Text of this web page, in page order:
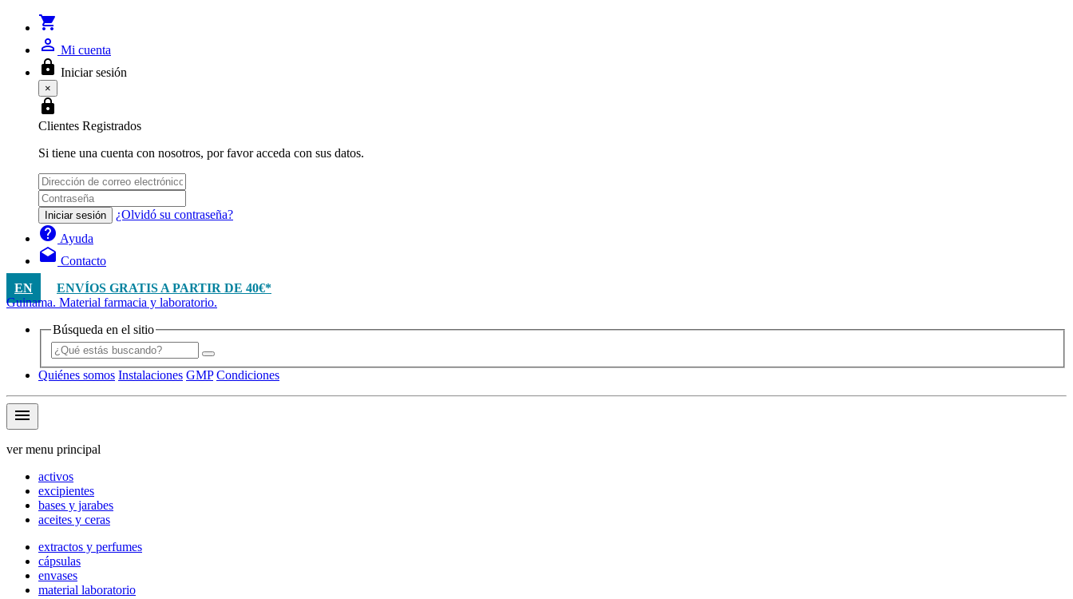
shopping_cart
person_outline Mi cuenta
lock Iniciar sesión
×
lock
Clientes Registrados
Si tiene una cuenta con nosotros, por favor acceda con sus datos.
Iniciar sesión ¿Olvidó su contraseña?
help Ayuda
drafts Contacto
EN
ENVÍOS GRATIS A PARTIR DE 40€*
Guinama. Material farmacia y laboratorio.
Búsqueda en el sitio
Quiénes somos Instalaciones GMP Condiciones
menu
ver menu principal
activos
excipientes
bases y jarabes
aceites y ceras
extractos y perfumes
cápsulas
envases
material laboratorio